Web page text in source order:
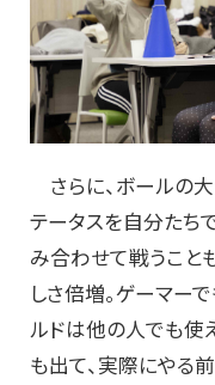
さらに、ボールの
テータスを自分たち
み合わせて戦うこと
しさ倍増。ゲーマー
ルドは他の人でも使
も出て、実際にやる